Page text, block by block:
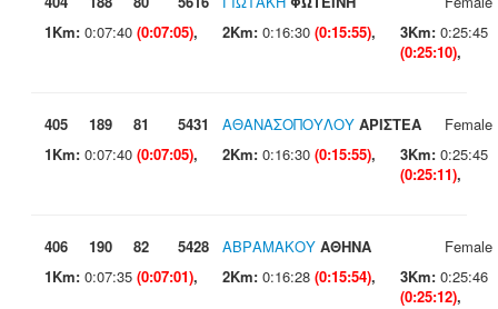
1Km: 0:07:40 (0:07:05), 2Km: 0:16:30 (0:15:55), 3Km: 0:25:45
(0:25:10),
405 189 81 5431 ΑΘΑΝΑΣΟΠΟΥΛΟΥ ΑΡΙΣΤΕΑ
Female
1Km: 0:07:40 (0:07:05), 2Km: 0:16:30 (0:15:55), 3Km: 0:25:45
(0:25:11),
406 190 82 5428 ΑΒΡΑΜΑΚΟΥ ΑΘΗΝΑ
Female
1Km: 0:07:35 (0:07:01), 2Km: 0:16:28 (0:15:54), 3Km: 0:25:46
(0:25:12),